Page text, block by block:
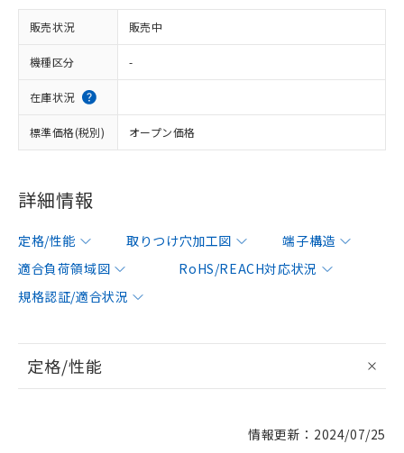
販売状況 販売中
機種区分 -
在庫状況
標準価格(税別) オープン価格
詳細情報
定格/性能 取りつけ穴加工図
端子構造
適合負荷領域図
RoHS/REACH対応状況
規格認証/適合状況
定格/性能
情報更新：2024/07/25